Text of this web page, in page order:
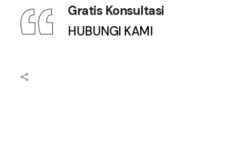
Gratis Konsultasi
HUBUNGI KAMI